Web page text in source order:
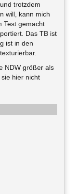
trotzdem
will, kann mich
Test gemacht
Das TB ist
ist in den
NDW größer als
hier nicht